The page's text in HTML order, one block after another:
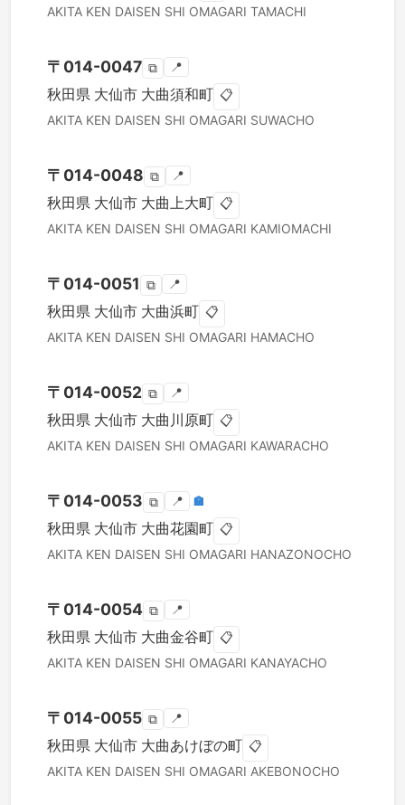
AKITA KEN DAISEN SHI OMAGARI TAMACHI
〒 014-0047 ⧉ 📍
秋田県 大仙市 大曲須和町 📋
AKITA KEN DAISEN SHI OMAGARI SUWACHO
〒 014-0048 ⧉ 📍
秋田県 大仙市 大曲上大町 📋
AKITA KEN DAISEN SHI OMAGARI KAMIOMACHI
〒 014-0051 ⧉ 📍
秋田県 大仙市 大曲浜町 📋
AKITA KEN DAISEN SHI OMAGARI HAMACHO
〒 014-0052 ⧉ 📍
秋田県 大仙市 大曲川原町 📋
AKITA KEN DAISEN SHI OMAGARI KAWARACHO
〒 014-0053 ⧉ 📍 🏣
秋田県 大仙市 大曲花園町 📋
AKITA KEN DAISEN SHI OMAGARI HANAZONOCHO
〒 014-0054 ⧉ 📍
秋田県 大仙市 大曲金谷町 📋
AKITA KEN DAISEN SHI OMAGARI KANAYACHO
〒 014-0055 ⧉ 📍
秋田県 大仙市 大曲あけぼの町 📋
AKITA KEN DAISEN SHI OMAGARI AKEBONOCHO